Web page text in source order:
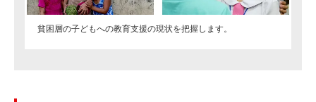
貧困層の子どもへの教育支援の現状を把握します。